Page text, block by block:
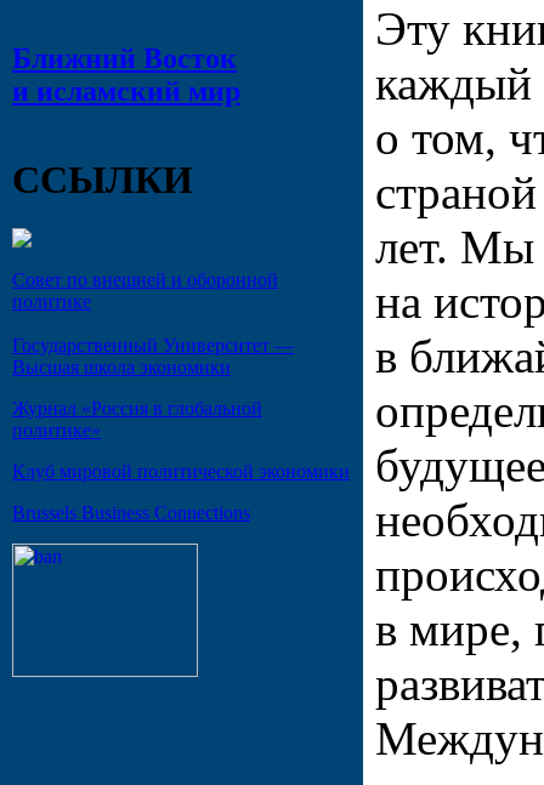
Ближний Восток
и исламский мир
ССЫЛКИ
Совет по внешней и оборонной
политике
Государственный Университет —
Высшая школа экономики
Журнал «Россия в глобальной
политике»
Клуб мировой политической экономики
Brussels Business Connections
Эту
каждый
о том,
лет. Мы
на
в
в мире,